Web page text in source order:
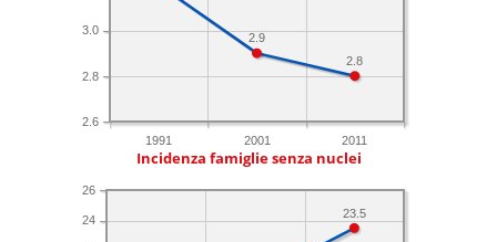
1991 2001 2011
2.6
2.8
3.0
2.8
2.9
Incidenza famiglie senza nuclei
24
26
23.5